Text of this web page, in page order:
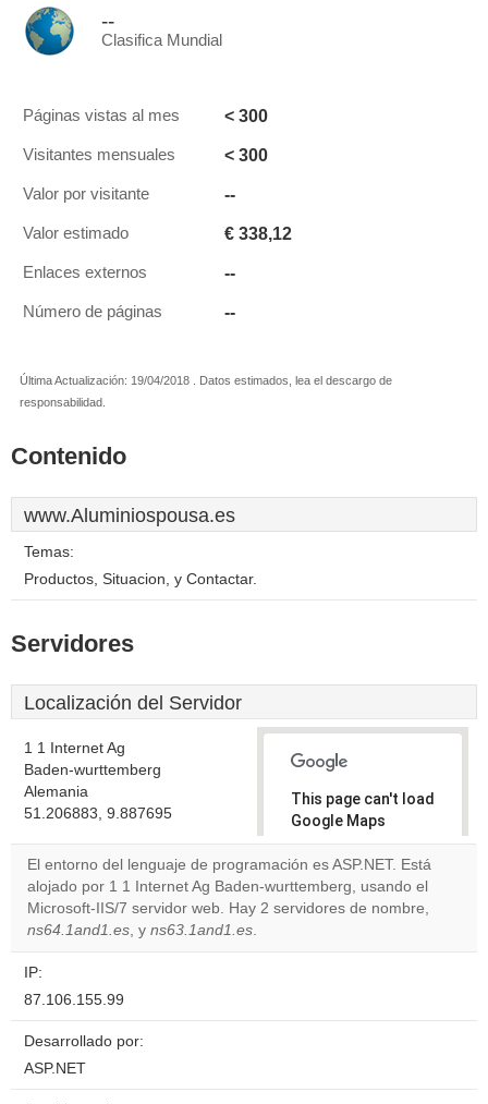
--
Clasifica Mundial
Páginas vistas al mes < 300
Visitantes mensuales < 300
Valor por visitante --
Valor estimado € 338,12
Enlaces externos --
Número de páginas --
Última Actualización: 19/04/2018 . Datos estimados, lea el descargo de
responsabilidad.
Contenido
www.Aluminiospousa.es
Temas:
Productos, Situacion, y Contactar.
Servidores
Localización del Servidor
1 1 Internet Ag
Baden-wurttemberg
Alemania
51.206883, 9.887695
This page can't load
Google Maps
correctly.
Do you
own this
OK
El entorno del lenguaje de programación es ASP.NET. Está
alojado por 1 1 Internet Ag Baden-wurttemberg, usando el
Microsoft-IIS/7 servidor web. Hay 2 servidores de nombre,
ns64.1and1.es, y ns63.1and1.es.
IP:
87.106.155.99
Desarrollado por:
ASP.NET